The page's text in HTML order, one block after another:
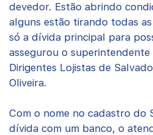
devedor. Estão abrindo
alguns estão tirando todas
só a dívida principal para
assegurou o superintendente
Dirigentes Lojistas de
Oliveira.
Com o nome no cadastro do
dívida com um banco, o